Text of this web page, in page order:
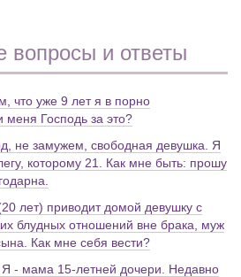
вопросы и ответы
что уже 9 лет я в порно
меня Господь за это?
не замужем, свободная девушка. Я
которому 21. Как мне быть: прошу
лет) приводит домой девушку с
блудных отношений вне брака, муж
Как мне себя вести?
Я - мама 15-летней дочери. Недавно